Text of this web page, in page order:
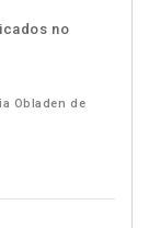
no
Obladen de